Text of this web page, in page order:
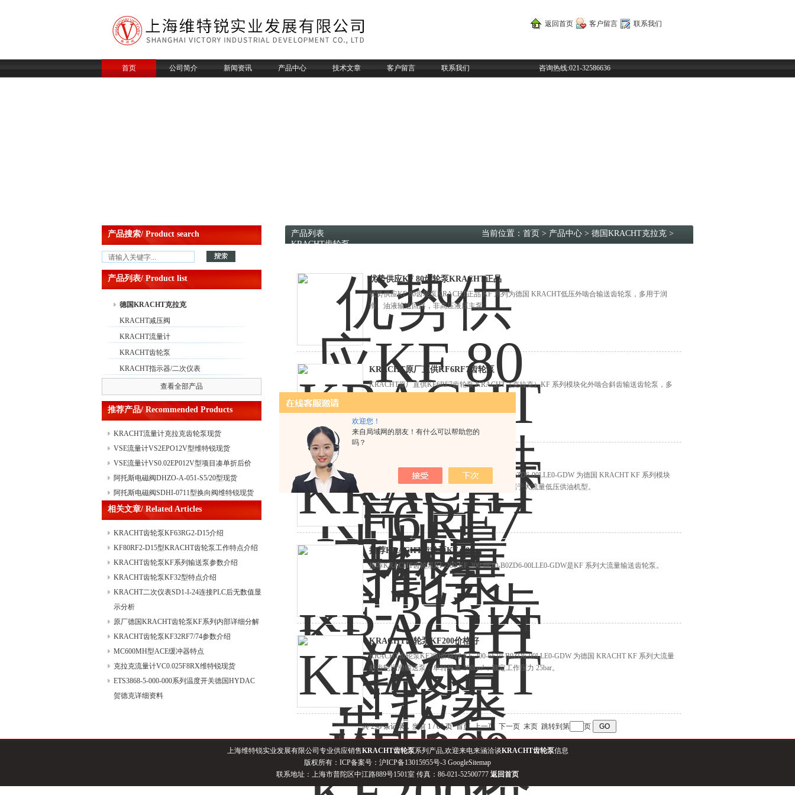
欢迎您！
来自局域网的朋友！有什么可以帮助您的
吗？
返回首页 客户留言 联系我们
首页 公司简介 新闻资讯 产品中心 技术文章 客户留言 联系我们 咨询热线:021-32586636
产品搜索/ Product search
产品列表/ Product list
德国KRACHT克拉克
KRACHT减压阀
KRACHT流量计
KRACHT齿轮泵
KRACHT指示器/二次仪表
查看全部产品
推荐产品/ Recommended Products
KRACHT流量计克拉克齿轮泵现货
VSE流量计VS2EPO12V型维特锐现货
VSE流量计VS0.02EP012V型项目凑单折后价
阿托斯电磁阀DHZO-A-051-S5/20型现货
阿托斯电磁阀SDHI-0711型换向阀维特锐现货
相关文章/ Related Articles
KRACHT齿轮泵KF63RG2-D15介绍
KF80RF2-D15型KRACHT齿轮泵工作特点介绍
KRACHT齿轮泵KF系列输送泵参数介绍
KRACHT齿轮泵KF32型特点介绍
KRACHT二次仪表SD1-I-24连接PLC后无数值显
示分析
原厂德国KRACHT齿轮泵KF系列内部详细分解
KRACHT齿轮泵KF32RF7/74参数介绍
MC600MH型ACE缓冲器特点
克拉克流量计VC0.025F8RX维特锐现货
ETS3868-5-000-000系列温度开关德国HYDAC
贺德克详细资料
产品列表 当前位置： 首页 > 产品中心 > 德国KRACHT克拉克 >
KRACHT齿轮泵
优势供应KF 80齿轮泵KRACHT正品
优势供应KF 80齿轮泵KRACHT正品 KF 系列为德国 KRACHT低压外啮合输送齿轮泵，多用于润
滑、油液输送回路，非高压液压主泵。
KRACHT原厂直供KF6RF7齿轮泵
KRACHT原厂直供KF6RF7齿轮泵 KRACHT（克拉克）KF 系列模块化外啮合斜齿输送齿轮泵，多
KRACHT大排量KF-315齿轮泵 KF-315-6F10-A0ZD6-00LLE0-GDW 为德国 KRACHT KF 系列模块
化外啮合斜齿轮输送泵，公称排量 315cm³/r，属于大流量低压供油机型。
推荐KRACHT齿轮泵KF-200
推荐KRACHT齿轮泵KF-200 KF-200-6F10-B0ZD6-00LLE0-GDW是KF 系列大流量输送齿轮泵。
KRACHT齿轮泵KF200价格好
KRACHT齿轮泵KF200价格好 KF-200-6F10-B0ZD6-00LLE0-GDW 为德国 KRACHT KF 系列大流量
斜齿轮润滑输送泵，单转排量 200cm³，额定工作压力 25bar。
共 296 条记录，当前 1 / 60 页 首页 上一页 下一页 末页 跳转到第 页
上海维特锐实业发展有限公司专业供应销售KRACHT齿轮泵系列产品,欢迎来电来涵洽谈KRACHT齿轮泵信息
版权所有：ICP备案号： 沪ICP备13015955号-3 GoogleSitemap
联系地址：上海市普陀区中江路889号1501室 传真：86-021-52500777 返回首页